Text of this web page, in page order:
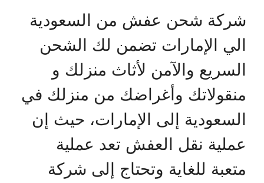
شركة شحن عفش من السعودية
الي الإمارات تضمن لك الشحن
السريع والآمن لأثاث منزلك و
منقولاتك وأغراضك من منزلك في
السعودية إلى الإمارات، حيث إن
عملية نقل العفش تعد عملية
متعبة للغاية وتحتاج إلى شركة